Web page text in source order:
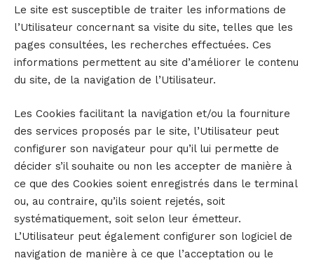
Le site est susceptible de traiter les informations de
l’Utilisateur concernant sa visite du site, telles que les
pages consultées, les recherches effectuées. Ces
informations permettent au site d’améliorer le contenu
du site, de la navigation de l’Utilisateur.
Les Cookies facilitant la navigation et/ou la fourniture
des services proposés par le site, l’Utilisateur peut
configurer son navigateur pour qu’il lui permette de
décider s’il souhaite ou non les accepter de manière à
ce que des Cookies soient enregistrés dans le terminal
ou, au contraire, qu’ils soient rejetés, soit
systématiquement, soit selon leur émetteur.
L’Utilisateur peut également configurer son logiciel de
navigation de manière à ce que l’acceptation ou le